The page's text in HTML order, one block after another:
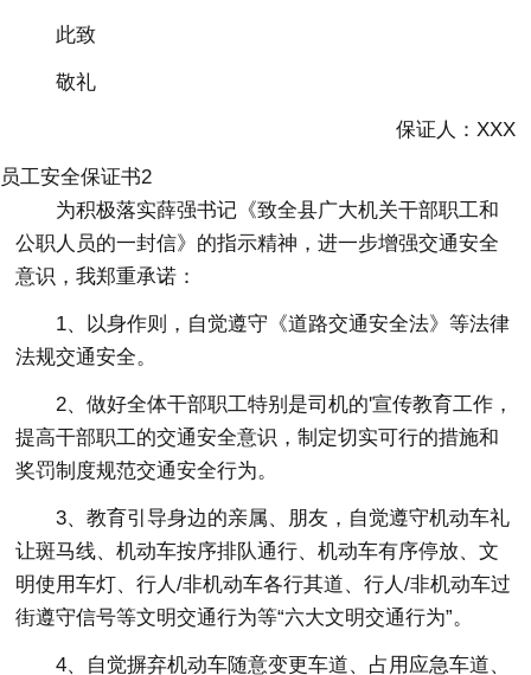
此致
敬礼
保证人：XXX
员工安全保证书2
为积极落实薛强书记《致全县广大机关干部职工和
公职人员的一封信》的指示精神，进一步增强交通安全
意识，我郑重承诺：
1、以身作则，自觉遵守《道路交通安全法》等法律
法规交通安全。
2、做好全体干部职工特别是司机的'宣传教育工作，
提高干部职工的交通安全意识，制定切实可行的措施和
奖罚制度规范交通安全行为。
3、教育引导身边的亲属、朋友，自觉遵守机动车礼
让斑马线、机动车按序排队通行、机动车有序停放、文
明使用车灯、行人/非机动车各行其道、行人/非机动车过
街遵守信号等文明交通行为等“六大文明交通行为”。
4、自觉摒弃机动车随意变更车道、占用应急车道、